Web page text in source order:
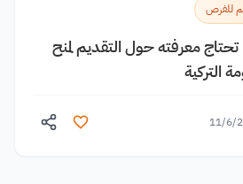
للفرص
معرفته حول التقديم لمنح
التركية
11/6/